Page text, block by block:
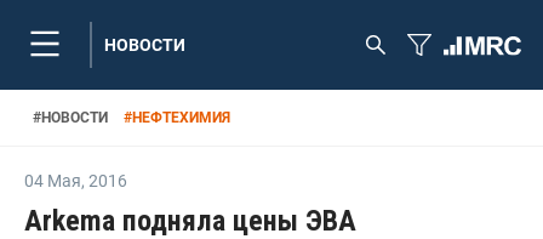
НОВОСТИ
#НОВОСТИ #НЕФТЕХИМИЯ
04 Мая, 2016
Arkema подняла цены ЭВА